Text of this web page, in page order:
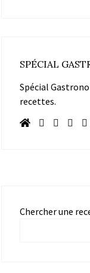
SPÉCIAL
Spécial
recettes.
Chercher une